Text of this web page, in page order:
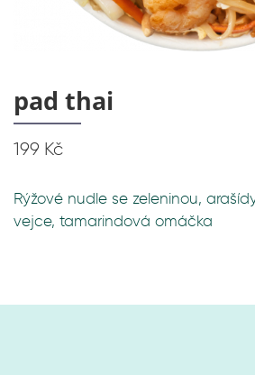
pad thai
199 Kč
Rýžové nudle se zeleninou,
vejce, tamarindová omáčka